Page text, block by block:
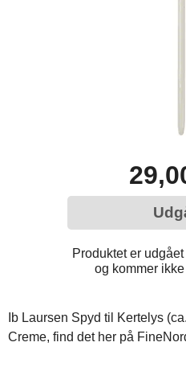
Produktet er
og kommer
Ib Laursen Spyd til Kertelys
Creme, find det her på